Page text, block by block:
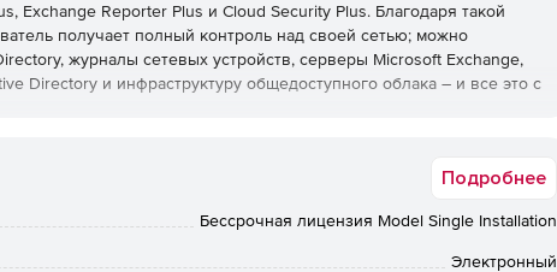
Exchange Reporter Plus и Cloud Security Plus. Благодаря такой
получает полный контроль над своей сетью; можно
журналы сетевых устройств, серверы Microsoft Exchange,
Directory и инфраструктуру общедоступного облака – и все это с
нормативных мандатов, таких как PCI DSS, FISMA, HIPAA, SOX,
Подробнее
Бессрочная лицензия Model Single Installation
Электронный